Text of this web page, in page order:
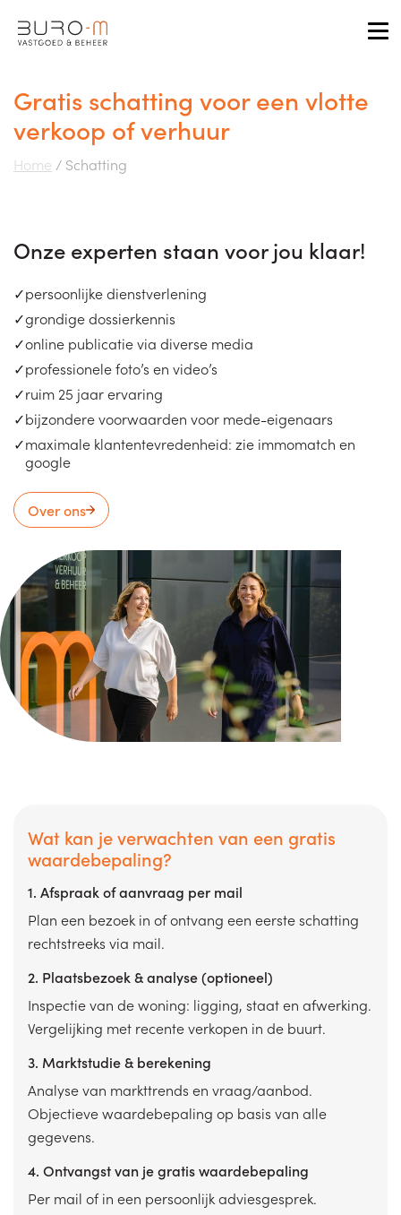
Gratis schatting voor een vlotte
verkoop of verhuur
Home / Schatting
Onze experten staan voor jou klaar!
persoonlijke dienstverlening
grondige dossierkennis
online publicatie via diverse media
professionele foto’s en video’s
ruim 25 jaar ervaring
bijzondere voorwaarden voor mede-eigenaars
maximale klantentevredenheid: zie immomatch en
google
Over ons
Wat kan je verwachten van een gratis
waardebepaling?
1. Afspraak of aanvraag per mail
Plan een bezoek in of ontvang een eerste schatting
rechtstreeks via mail.
2. Plaatsbezoek & analyse (optioneel)
Inspectie van de woning: ligging, staat en afwerking.
Vergelijking met recente verkopen in de buurt.
3. Marktstudie & berekening
Analyse van markttrends en vraag/aanbod.
Objectieve waardebepaling op basis van alle
gegevens.
4. Ontvangst van je gratis waardebepaling
Per mail of in een persoonlijk adviesgesprek.